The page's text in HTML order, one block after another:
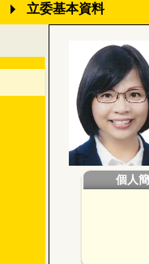
立委基本資料
個人